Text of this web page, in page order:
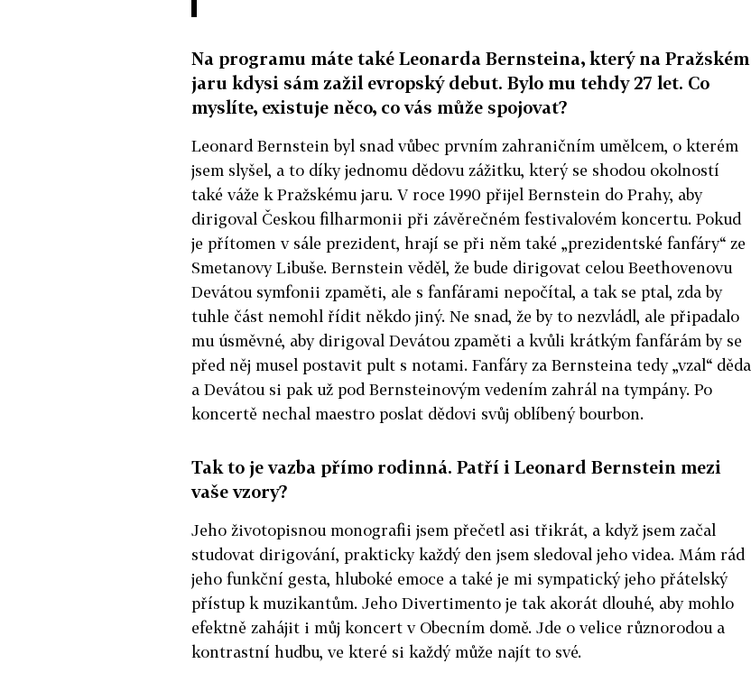
Na programu máte také Leonarda Bernsteina, který na Pražském
jaru kdysi sám zažil evropský debut. Bylo mu tehdy 27 let. Co
myslíte, existuje něco, co vás může spojovat?
Leonard Bernstein byl snad vůbec prvním zahraničním umělcem, o kterém
jsem slyšel, a to díky jednomu dědovu zážitku, který se shodou okolností
také váže k Pražskému jaru. V roce 1990 přijel Bernstein do Prahy, aby
dirigoval Českou filharmonii při závěrečném festivalovém koncertu. Pokud
je přítomen v sále prezident, hrají se při něm také „prezidentské fanfáry“ ze
Smetanovy Libuše. Bernstein věděl, že bude dirigovat celou Beethovenovu
Devátou symfonii zpaměti, ale s fanfárami nepočítal, a tak se ptal, zda by
tuhle část nemohl řídit někdo jiný. Ne snad, že by to nezvládl, ale připadalo
mu úsměvné, aby dirigoval Devátou zpaměti a kvůli krátkým fanfárám by se
před něj musel postavit pult s notami. Fanfáry za Bernsteina tedy „vzal“ děda
a Devátou si pak už pod Bernsteinovým vedením zahrál na tympány. Po
koncertě nechal maestro poslat dědovi svůj oblíbený bourbon.
Tak to je vazba přímo rodinná. Patří i Leonard Bernstein mezi
vaše vzory?
Jeho životopisnou monografii jsem přečetl asi třikrát, a když jsem začal
studovat dirigování, prakticky každý den jsem sledoval jeho videa. Mám rád
jeho funkční gesta, hluboké emoce a také je mi sympatický jeho přátelský
přístup k muzikantům. Jeho Divertimento je tak akorát dlouhé, aby mohlo
efektně zahájit i můj koncert v Obecním domě. Jde o velice různorodou a
kontrastní hudbu, ve které si každý může najít to své.